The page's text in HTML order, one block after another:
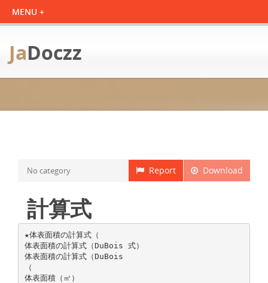
JaDoczz
Download
Report
No category
計算式
★体表面積の計算式（
体表面積の計算式（DuBois 式）
体表面積の計算式（DuBois
（
体表面積（㎡）